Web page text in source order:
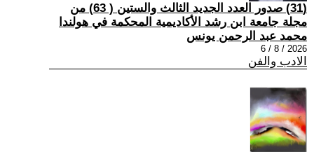
(31) صدور العدد الجديد الثالث والستين ( 63) من
مجلة جامعة ابن رشد الأكاديمية المحكمة في هولندا
محمد عبد الرحمن يونس
2026 / 8 / 6
الادب والفن